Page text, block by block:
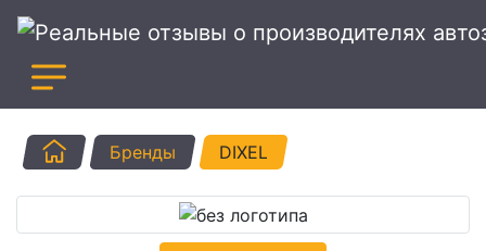
ГлавнаяБренды DIXEL